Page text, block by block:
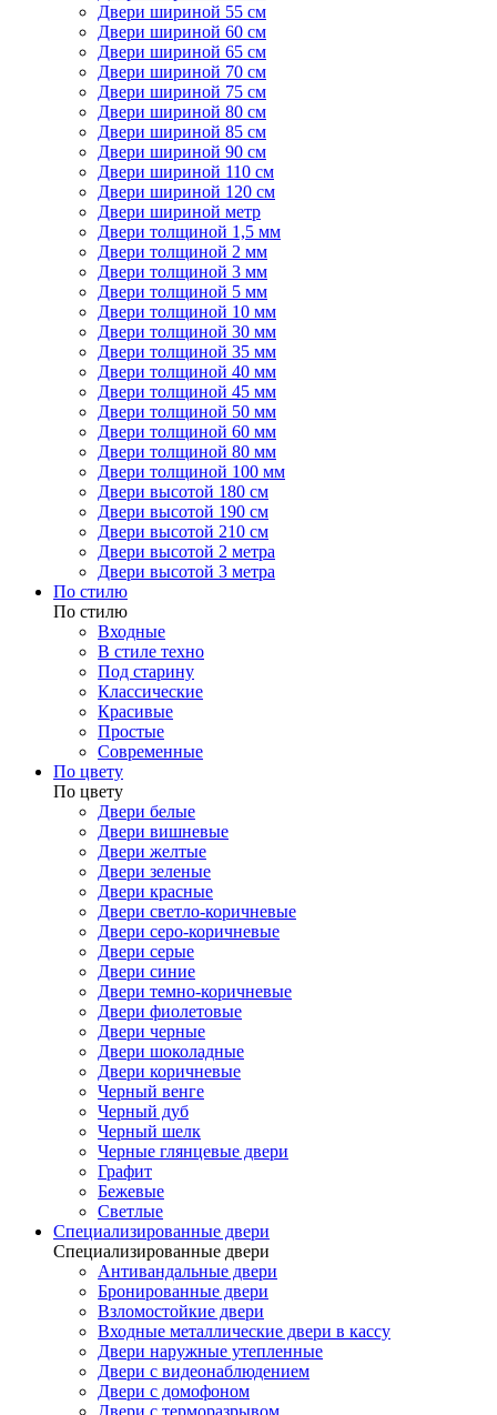
Двери шириной 55 см
Двери шириной 60 см
Двери шириной 65 см
Двери шириной 70 см
Двери шириной 75 см
Двери шириной 80 см
Двери шириной 85 см
Двери шириной 90 см
Двери шириной 110 см
Двери шириной 120 см
Двери шириной метр
Двери толщиной 1,5 мм
Двери толщиной 2 мм
Двери толщиной 3 мм
Двери толщиной 5 мм
Двери толщиной 10 мм
Двери толщиной 30 мм
Двери толщиной 35 мм
Двери толщиной 40 мм
Двери толщиной 45 мм
Двери толщиной 50 мм
Двери толщиной 60 мм
Двери толщиной 80 мм
Двери толщиной 100 мм
Двери высотой 180 см
Двери высотой 190 см
Двери высотой 210 см
Двери высотой 2 метра
Двери высотой 3 метра
По стилю
По стилю
Входные
В стиле техно
Под старину
Классические
Красивые
Простые
Современные
По цвету
По цвету
Двери белые
Двери вишневые
Двери желтые
Двери зеленые
Двери красные
Двери светло-коричневые
Двери серо-коричневые
Двери серые
Двери синие
Двери темно-коричневые
Двери фиолетовые
Двери черные
Двери шоколадные
Двери коричневые
Черный венге
Черный дуб
Черный шелк
Черные глянцевые двери
Графит
Бежевые
Светлые
Специализированные двери
Специализированные двери
Антивандальные двери
Бронированные двери
Взломостойкие двери
Входные металлические двери в кассу
Двери наружные утепленные
Двери с видеонаблюдением
Двери с домофоном